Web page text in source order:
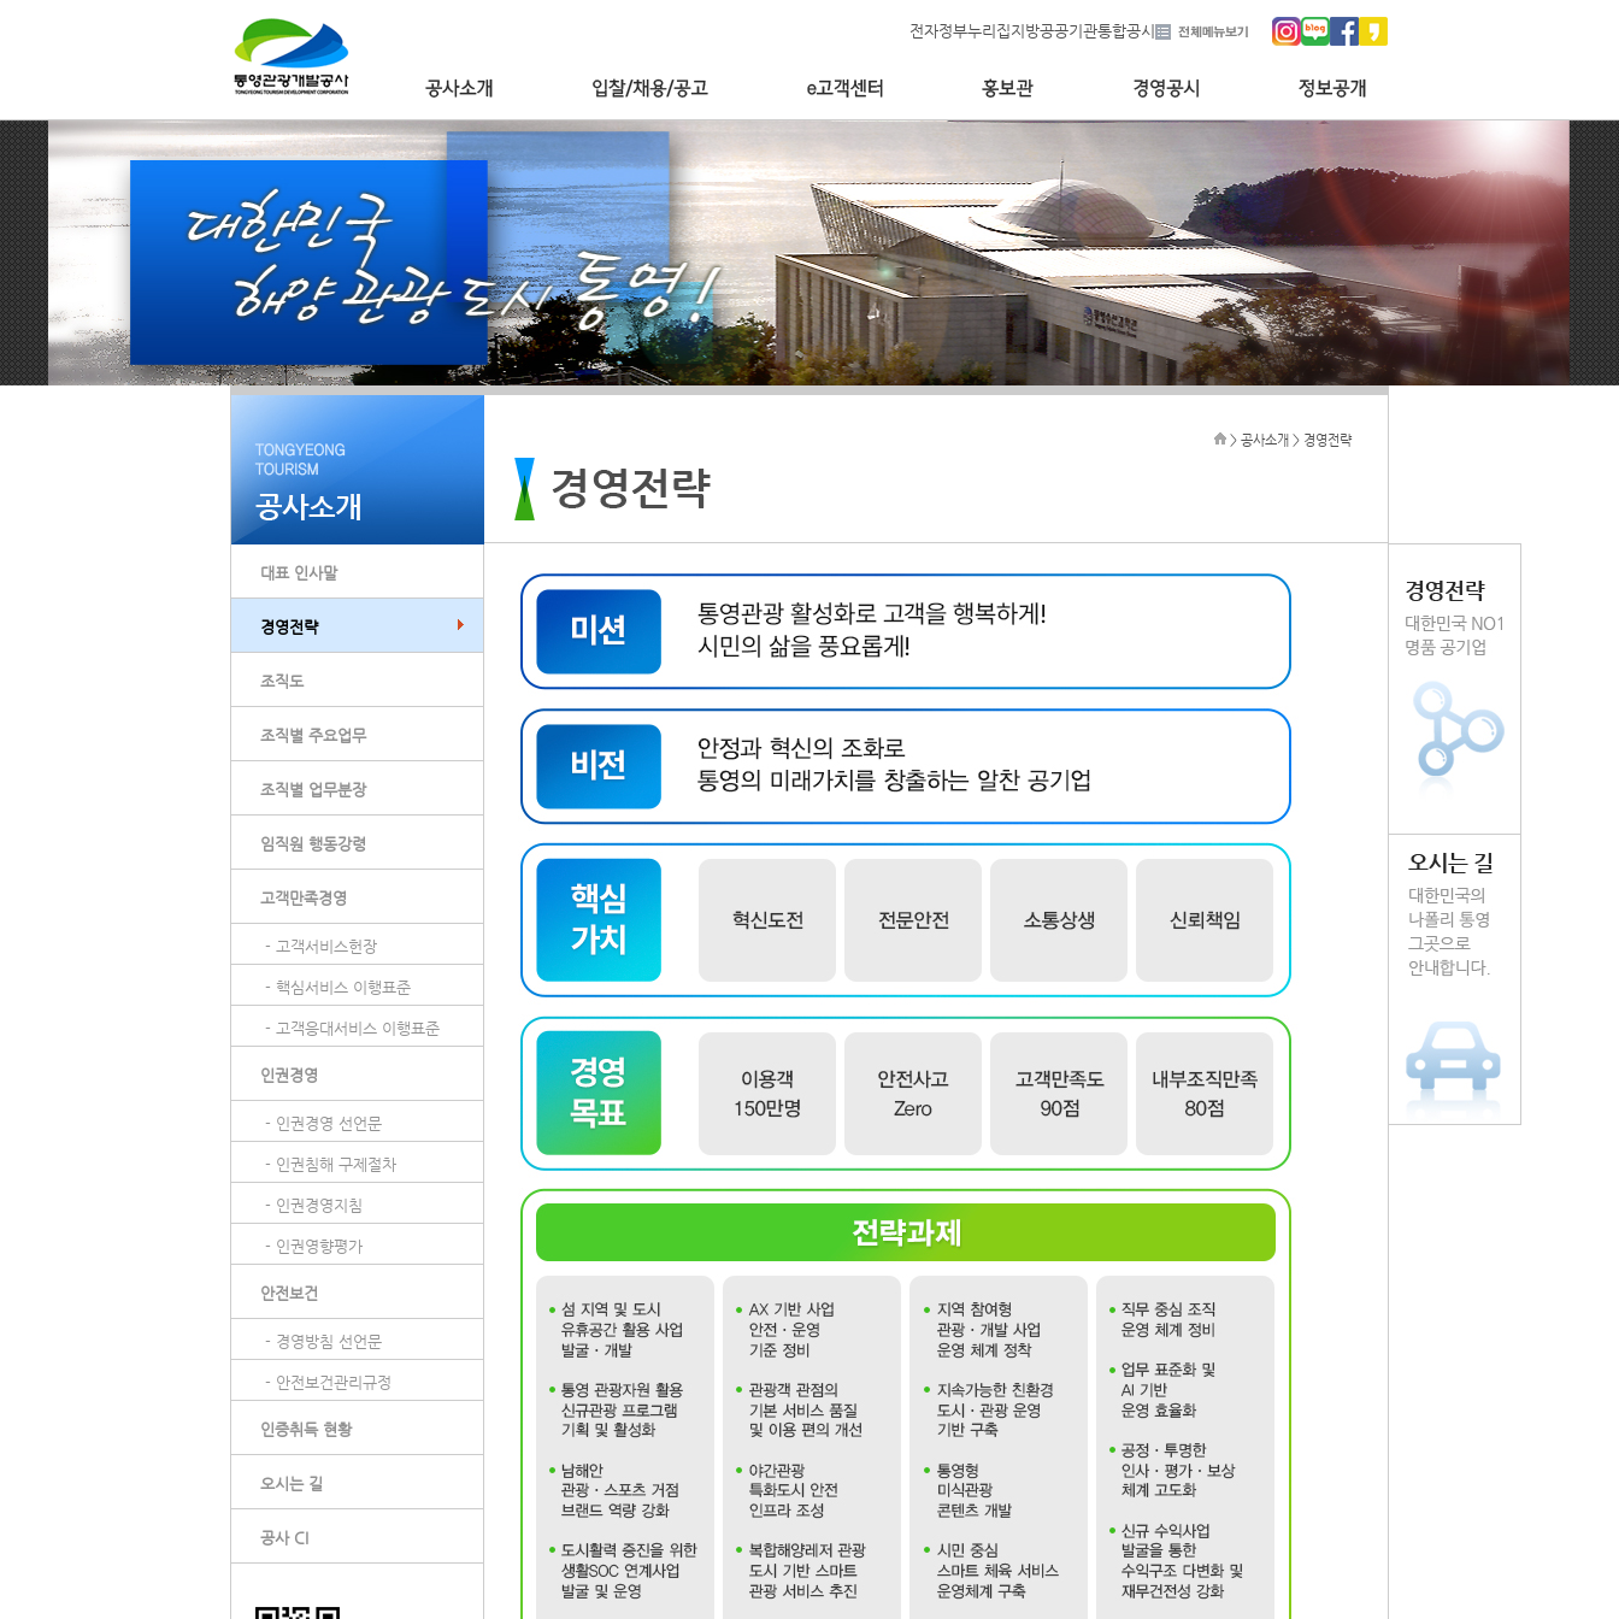
전자정부누리집지방공공기관통합공시
대표 인사말
경영전략
조직도
조직별 주요업무
조직별 업무분장
임직원 행동강령
고객만족경영
- 고객서비스헌장
- 핵심서비스 이행표준
- 고객응대서비스 이행표준
인권경영
- 인권경영 선언문
- 인권침해 구제절차
- 인권경영지침
- 인권영향평가
안전보건
- 경영방침 선언문
- 안전보건관리규정
인증취득 현황
오시는 길
공사 CI
> 공사소개 > 경영전략